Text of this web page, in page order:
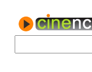
contenido